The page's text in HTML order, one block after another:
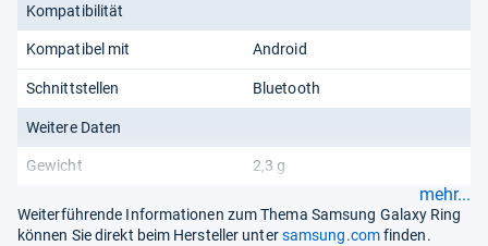
Kompatibilität
Kompatibel mit Android
Schnittstellen Bluetooth
Weitere Daten
Gewicht 2,3 g
mehr...
Weiterführende Informationen zum Thema Samsung Galaxy Ring
können Sie direkt beim Hersteller untersamsung.comfinden.